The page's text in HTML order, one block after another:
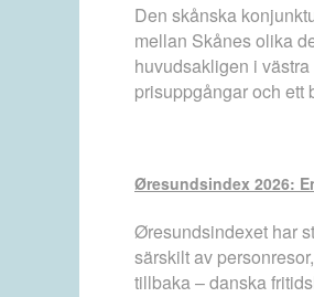
Den skånska
mellan Skånes olika
huvudsakligen i
prisuppgångar och ett
Øresundsindex 2026:
Øresundsindexet har
särskilt av
tillbaka – danska